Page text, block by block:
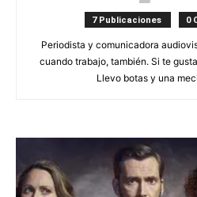
7 Publicaciones 0
Periodista y comunicadora
cuando trabajo, también. Si te
Llevo botas y una